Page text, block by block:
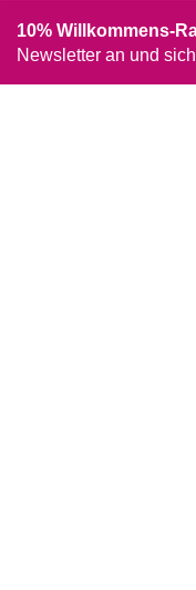
10% Willkommens-
Newsletter an und